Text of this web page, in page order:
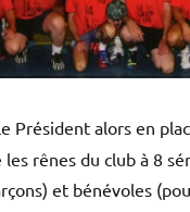
Président alors en
rênes du club à 8
et bénévoles